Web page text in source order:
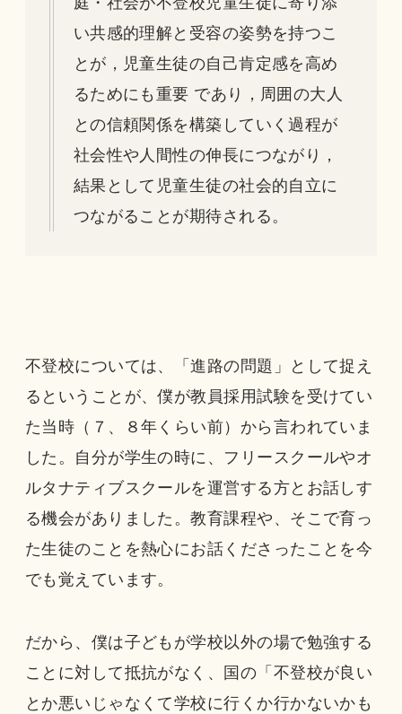
い共感的理解と受容の姿勢を持つこ
とが，児童生徒の自己肯定感を高め
るためにも重要 であり，周囲の大人
との信頼関係を構築していく過程が
社会性や人間性の伸長につながり，
結果として児童生徒の社会的自立に
つながることが期待される。
不登校については、「進路の問題」として捉え
るということが、僕が教員採用試験を受けてい
た当時（７、８年くらい前）から言われていま
した。自分が学生の時に、フリースクールやオ
ルタナティブスクールを運営する方とお話しす
る機会がありました。教育課程や、そこで育っ
た生徒のことを熱心にお話くださったことを今
でも覚えています。
だから、僕は子どもが学校以外の場で勉強する
ことに対して抵抗がなく、国の「不登校が良い
とか悪いじゃなくて学校に行くか行かないかも